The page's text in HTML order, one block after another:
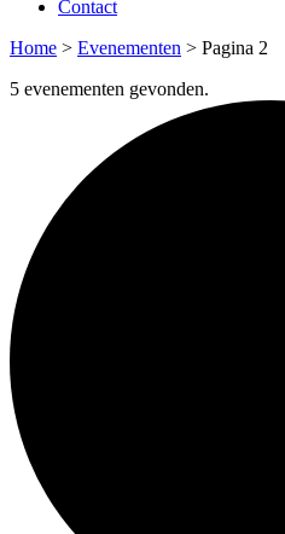
Contact
Home > Evenementen > Pagina 2
5 evenementen gevonden.